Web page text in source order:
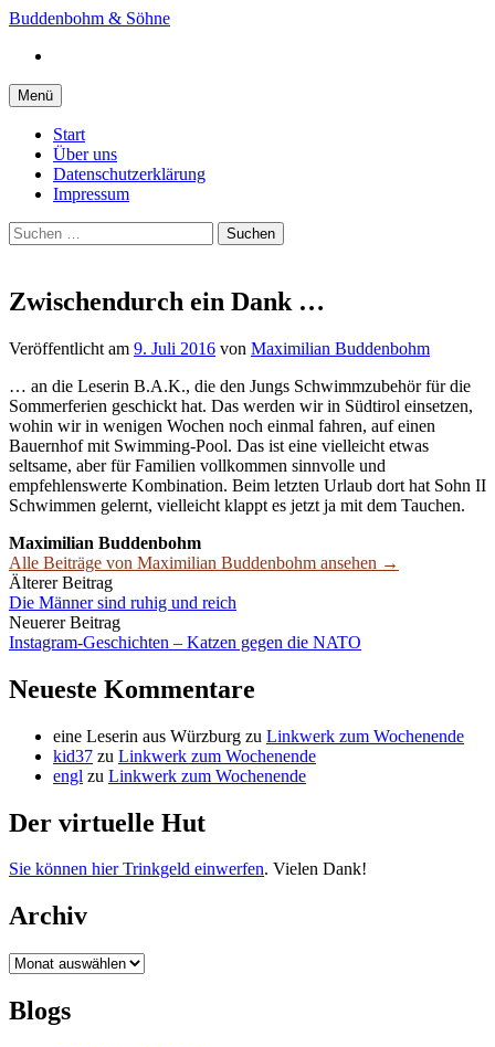
Springe
Inhalt
Buddenbohm & Söhne
Menü
Start
Über uns
Datenschutzerklärung
Impressum
Suchen
nach:
Zwischendurch ein Dank …
Veröffentlicht am 9. Juli 2016 von Maximilian Buddenbohm
… an die Leserin B.A.K., die den Jungs Schwimmzubehör für die
Sommerferien geschickt hat. Das werden wir in Südtirol einsetzen,
wohin wir in wenigen Wochen noch einmal fahren, auf einen
Bauernhof mit Swimming-Pool. Das ist eine vielleicht etwas
seltsame, aber für Familien vollkommen sinnvolle und
empfehlenswerte Kombination. Beim letzten Urlaub dort hat Sohn II
Schwimmen gelernt, vielleicht klappt es jetzt ja mit dem Tauchen.
Maximilian Buddenbohm
Alle Beiträge von Maximilian Buddenbohm ansehen →
Beitrags-
Navigation
Älterer Beitrag
Die Männer sind ruhig und reich
Neuerer Beitrag
Instagram-Geschichten – Katzen gegen die NATO
Neueste Kommentare
eine Leserin aus Würzburg zu Linkwerk zum Wochenende
kid37 zu Linkwerk zum Wochenende
engl zu Linkwerk zum Wochenende
Der virtuelle Hut
Sie können hier Trinkgeld einwerfen. Vielen Dank!
Archiv
Archiv
Blogs